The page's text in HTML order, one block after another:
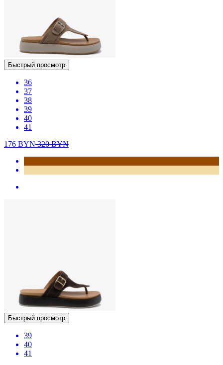
Быстрый просмотр
36
37
38
39
40
41
176 BYN320BYN
Быстрый просмотр
39
40
41